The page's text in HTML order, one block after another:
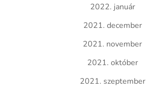
2022. január
2021. december
2021. november
2021. október
2021. szeptember